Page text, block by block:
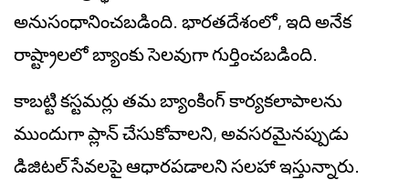
అనుసంధానించబడింది. భారతదేశంలో, ఇది అనేక
రాష్ట్రాలలో బ్యాంకు సెలవుగా గుర్తించబడింది.
కాబట్టి కస్టమర్లు తమ బ్యాంకింగ్ కార్యకలాపాలను
ముందుగా ప్లాన్ చేసుకోవాలని, అవసరమైనప్పుడు
డిజిటల్ సేవలపై ఆధారపడాలని సలహా ఇస్తున్నారు.